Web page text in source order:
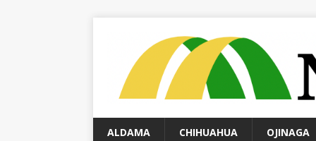
ALDAMA CHIHUAHUA OJINAGA